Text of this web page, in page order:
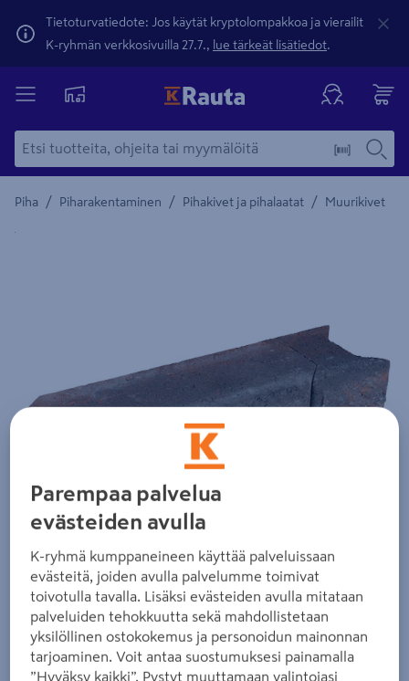
Tietoturvatiedote: Jos käytät kryptolompakkoa ja vierailit
K-ryhmän verkkosivuilla 27.7., lue tärkeät lisätiedot.
Piha / Piharakentaminen / Pihakivet ja pihalaatat / Muurikivet
Yksityiskohtainen kuvaus löytyy Tuotteen kuvaus -
Parempaa palvelua
evästeiden avulla
K-ryhmä kumppaneineen käyttää palveluissaan
evästeitä, joiden avulla palvelumme toimivat
toivotulla tavalla. Lisäksi evästeiden avulla mitataan
palveluiden tehokkuutta sekä mahdollistetaan
yksilöllinen ostokokemus ja personoidun mainonnan
tarjoaminen. Voit antaa suostumuksesi painamalla
”Hyväksy kaikki”. Pystyt muuttamaan valintojasi